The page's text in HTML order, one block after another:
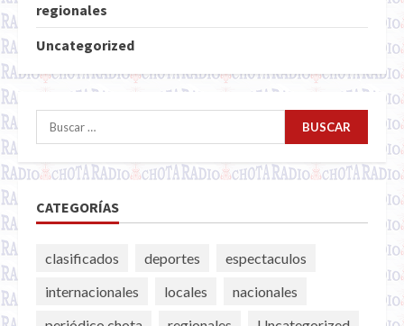
regionales
Uncategorized
Buscar:
CATEGORÍAS
clasificados deportes
espectaculos
internacionales
locales
nacionales